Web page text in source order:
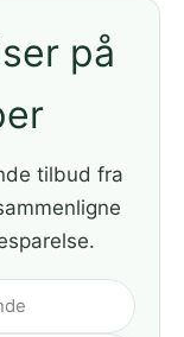
på
tilbud fra